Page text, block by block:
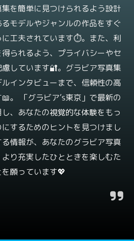
を簡単に見つけられるよう設計
モデルやジャンルの作品をすぐ
に工夫されています⏱️。また、利
られるよう、プライバシーやセ
しています🔐。グラビア写真集
インタビューまで、信頼性の高
。 「グラビア’s東京」で最新の
、あなたの視覚的な体験をもっ
するためのヒントを見つけまし
情報が、あなたのグラビア写真
り充実したひとときを楽しむた
願っています💖